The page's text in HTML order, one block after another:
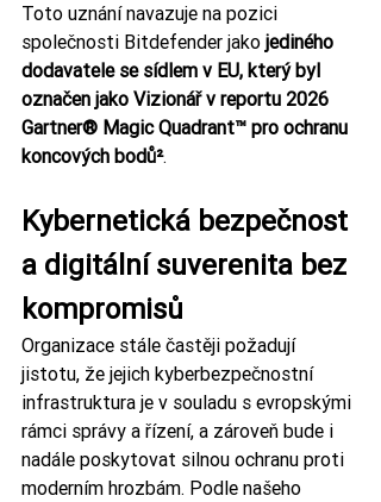
Toto uznání navazuje na pozici
společnosti Bitdefender jako jediného
dodavatele se sídlem v EU, který byl
označen jako Vizionář v reportu 2026
Gartner® Magic Quadrant™ pro ochranu
koncových bodů².
Kybernetická bezpečnost
a digitální suverenita bez
kompromisů
Organizace stále častěji požadují
jistotu, že jejich kyberbezpečnostní
infrastruktura je v souladu s evropskými
rámci správy a řízení, a zároveň bude i
nadále poskytovat silnou ochranu proti
moderním hrozbám. Podle našeho